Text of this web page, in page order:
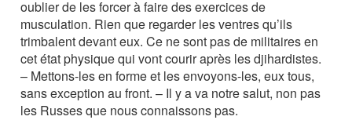
oublier de les forcer à faire des exercices de
musculation. Rien que regarder les ventres qu’ils
trimbalent devant eux. Ce ne sont pas de militaires en
cet état physique qui vont courir après les djihardistes.
– Mettons-les en forme et les envoyons-les, eux tous,
sans exception au front. – Il y a va notre salut, non pas
les Russes que nous connaissons pas.